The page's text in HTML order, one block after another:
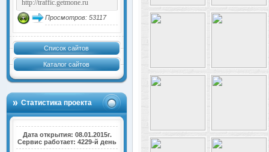
Просмотров: 53117
Список сайтов
Каталог сайтов
Статистика проекта
Дата открытия: 08.01.2015г.
Сервис работает: 4229-й день